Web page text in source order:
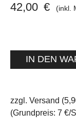
42,00 € (inkl.
zzgl. Versand
(Grundpreis: 7 €/